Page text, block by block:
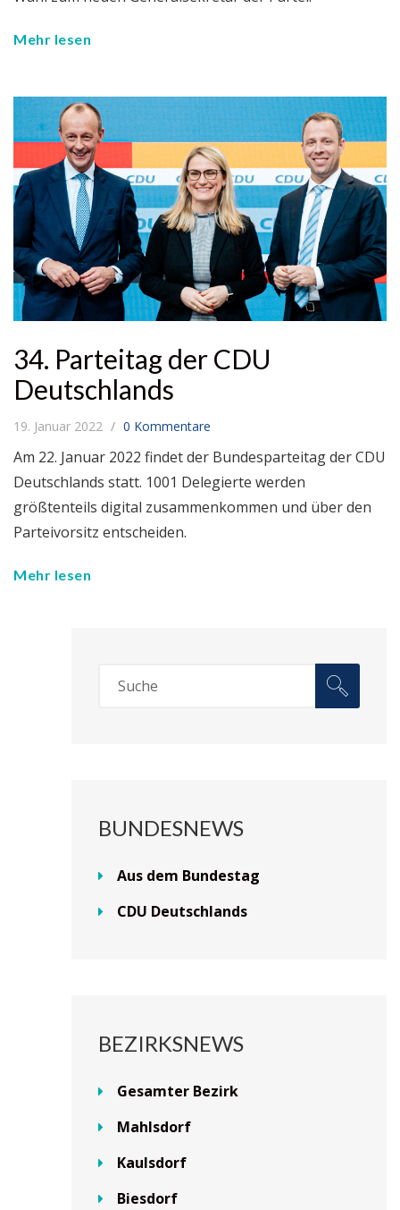
Mehr lesen
34. Parteitag der CDU
Deutschlands
19. Januar 2022 0 Kommentare
Am 22. Januar 2022 findet der Bundesparteitag der CDU
Deutschlands statt. 1001 Delegierte werden
größtenteils digital zusammenkommen und über den
Parteivorsitz entscheiden.
Mehr lesen
BUNDESNEWS
Aus dem Bundestag
CDU Deutschlands
BEZIRKSNEWS
Gesamter Bezirk
Mahlsdorf
Kaulsdorf
Biesdorf